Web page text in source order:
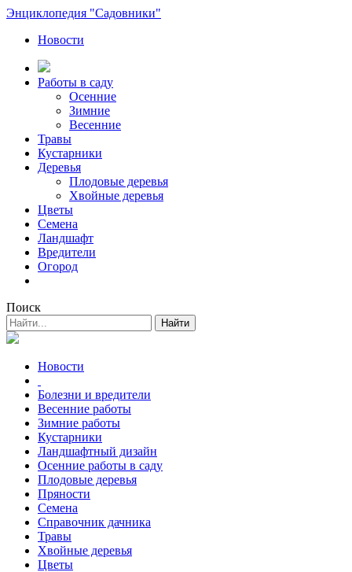
Энциклопедия "Садовники"
Новости
Работы в саду
Осенние
Зимние
Весенние
Травы
Кустарники
Деревья
Плодовые деревья
Хвойные деревья
Цветы
Семена
Ландшафт
Вредители
Огород
Поиск
Новости
Болезни и вредители
Весенние работы
Зимние работы
Кустарники
Ландшафтный дизайн
Осенние работы в саду
Плодовые деревья
Пряности
Семена
Справочник дачника
Травы
Хвойные деревья
Цветы